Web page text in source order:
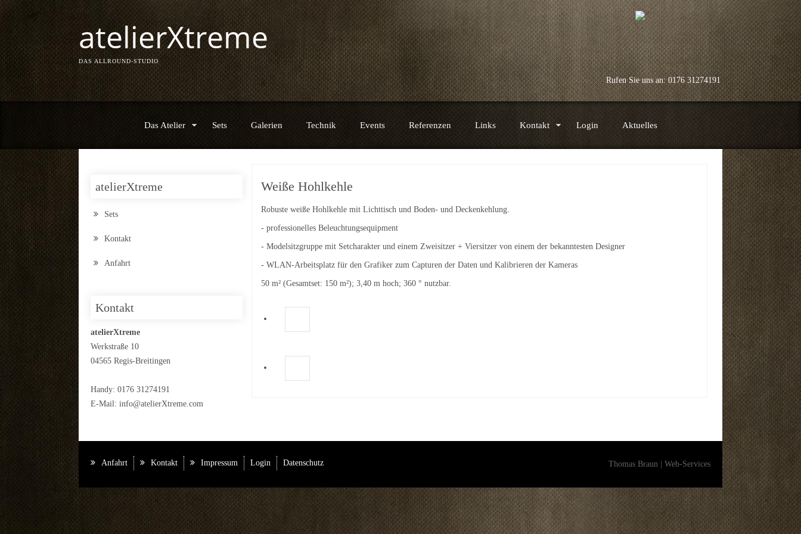
Rufen Sie uns an: 0176 31274191
atelierXtreme
DAS ALLROUND-STUDIO
Das Atelier Sets Galerien Technik Events Referenzen Links Kontakt Login Aktuelles
atelierXtreme
Sets
Kontakt
Anfahrt
Kontakt
atelierXtreme
Werkstraße 10
04565 Regis-Breitingen
Handy: 0176 31274191
E-Mail: info@atelierXtreme.com
Weiße Hohlkehle
Robuste weiße Hohlkehle mit Lichttisch und Boden- und Deckenkehlung.
- professionelles Beleuchtungsequipment
- Modelsitzgruppe mit Setcharakter und einem Zweisitzer + Viersitzer von einem der bekanntesten Designer
- WLAN-Arbeitsplatz für den Grafiker zum Capturen der Daten und Kalibrieren der Kameras
50 m² (Gesamtset: 150 m²); 3,40 m hoch; 360 ° nutzbar.
Anfahrt Kontakt Impressum Login Datenschutz Thomas Braun | Web-Services